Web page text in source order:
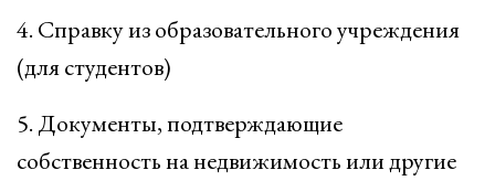
4. Справку из образовательного учреждения
(для студентов)
5. Документы, подтверждающие
собственность на недвижимость или другие